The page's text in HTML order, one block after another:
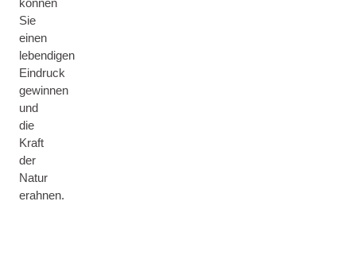
Sie
einen
lebendigen
Eindruck
gewinnen
und
die
Kraft
der
Natur
erahnen.